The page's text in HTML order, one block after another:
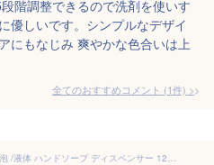
階調整できるので洗剤を使いす
優しいです。シンプルなデザイ
にもなじみ 爽やかな色合いは上
全てのおすすめコメント (1件) >
ディスペンサー 食器洗剤 自動 泡 /液体 ハンドソープ ディスペンサー 1200mAhバッテリ アルコールジェル対応 オートディスペンサー 4段階調 380ml 大容量 Type-c充電式 壁掛け 充電式 IPX5防水 各種洗剤対応 キッチン 洗面所 幼稚園に適用